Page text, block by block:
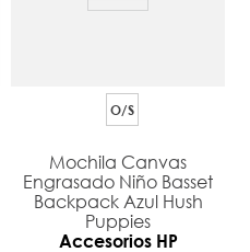
O/S
Mochila Canvas
Engrasado Niño Basset
Backpack Azul Hush
Puppies
Accesorios HP